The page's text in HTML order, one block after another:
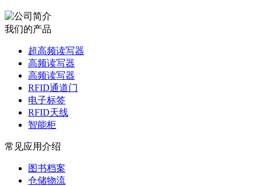
我们的产品
超高频读写器
高频读写器
高频读写器
RFID通道门
电子标签
RFID天线
智能柜
常见应用介绍
图书档案
仓储物流